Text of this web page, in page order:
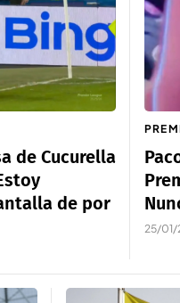
de Cucurella
de por
25/01/